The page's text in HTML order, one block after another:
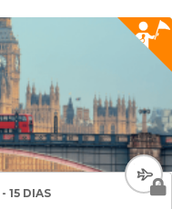
15 DIAS